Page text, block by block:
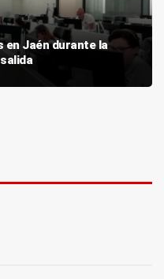
en Jaén durante la